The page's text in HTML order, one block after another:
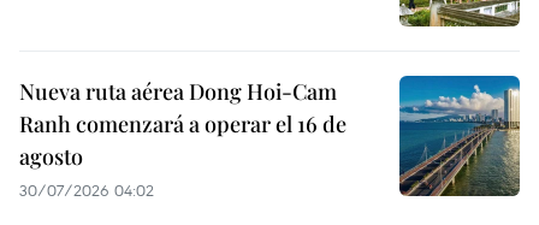
Nueva ruta aérea Dong Hoi-Cam
Ranh comenzará a operar el 16 de
agosto
30/07/2026 04:02